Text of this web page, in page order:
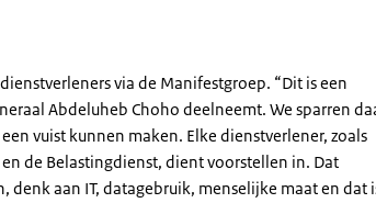
via de Manifestgroep. “Dit is een
Abdeluheb Choho deelneemt. We sparren
vuist kunnen maken. Elke dienstverlener, zoals
de Belastingdienst, dient voorstellen in. Dat
aan IT, datagebruik, menselijke maat en dat